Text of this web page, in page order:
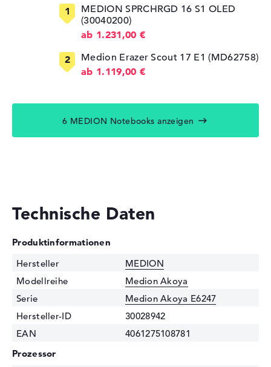
MEDION SPRCHRGD 16 S1 OLED
(30040200)
ab 1.231,00 €
Medion Erazer Scout 17 E1 (MD62758)
ab 1.119,00 €
6 MEDION Notebooks anzeigen
Technische Daten
Produktinformationen
Hersteller
MEDION
Modellreihe
Medion Akoya
Serie
Medion Akoya E6247
Hersteller-ID
30028942
EAN
4061275108781
Prozessor